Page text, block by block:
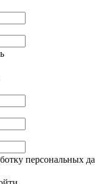
персональных